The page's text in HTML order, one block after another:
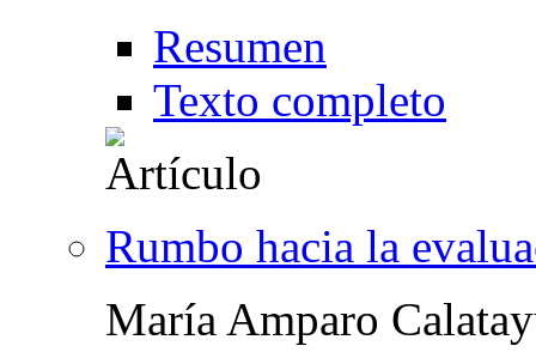
Resumen
Texto completo
Rumbo hacia la
María Amparo